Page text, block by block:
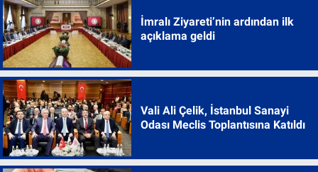
İmralı Ziyareti’nin ardından ilk
açıklama geldi
Vali Ali Çelik, İstanbul Sanayi
Odası Meclis Toplantısına Katıldı